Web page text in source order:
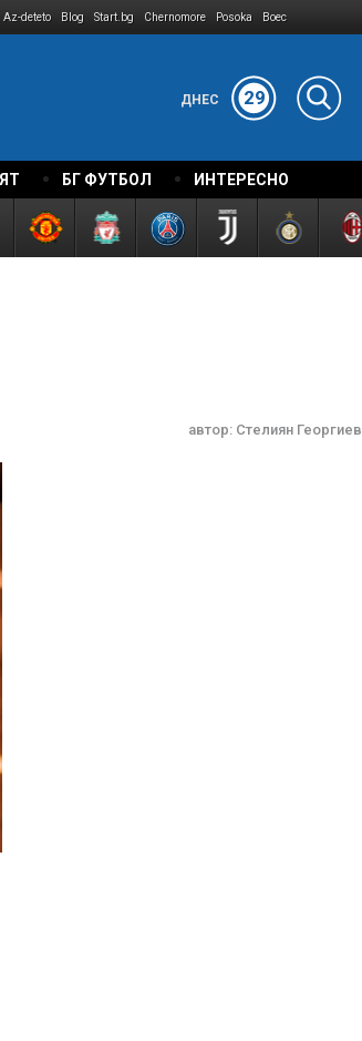
Az-deteto Blog Start.bg Chernomore Posoka Boec
ДНЕС 29
БГ ФУТБОЛ ИНТЕРЕСНО
автор: Стелиян Георгиев